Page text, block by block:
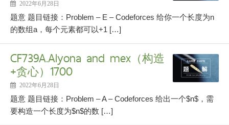
2022年6月28日
题意 题目链接：Problem – E – Codeforces 给你一个长度为n
的数组a，每个元素都可以+1 […]
CF739A.Alyona and mex（构造
+贪心）1700
2022年6月28日
题意 题目链接：Problem – A – Codeforces 给出一个$n$，需
要构造一个长度为$n$的数 […]